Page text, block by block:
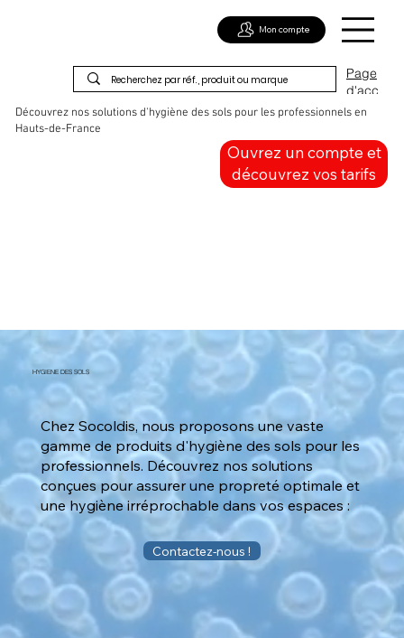
Page
d'acc
ueil
Mon compte
Découvrez nos solutions d'hygiène des sols pour les professionnels en
Hauts-de-France
Ouvrez un compte et
découvrez vos tarifs
HYGIENE DES SOLS
Chez Socoldis, nous proposons une vaste
gamme de produits d'hygiène des sols pour les
professionnels. Découvrez nos solutions
conçues pour assurer une propreté optimale et
une hygiène irréprochable dans vos espaces :
Contactez-nous !